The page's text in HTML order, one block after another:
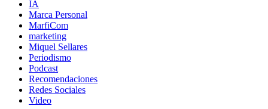
IA
Marca Personal
MarfiCom
marketing
Miquel Sellares
Periodismo
Podcast
Recomendaciones
Redes Sociales
Video